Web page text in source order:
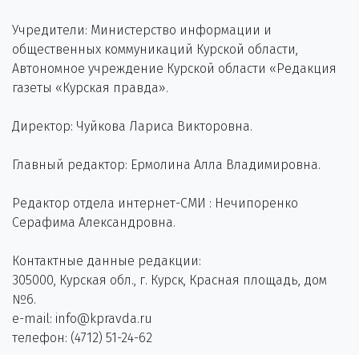
Учредители: Министерство информации и
общественных коммуникаций Курской области,
Автономное учреждение Курской области «Редакция
газеты «Курская правда».
Директор: Чуйкова Лариса Викторовна.
Главный редактор: Ермолина Алла Владимировна.
Редактор отдела интернет-СМИ : Нечипоренко
Серафима Александровна.
Контактные данные редакции:
305000, Курская обл., г. Курск, Красная площадь, дом
№6.
e-mail: info@kpravda.ru
телефон: (4712) 51-24-62